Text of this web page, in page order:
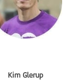
Kim Glerup